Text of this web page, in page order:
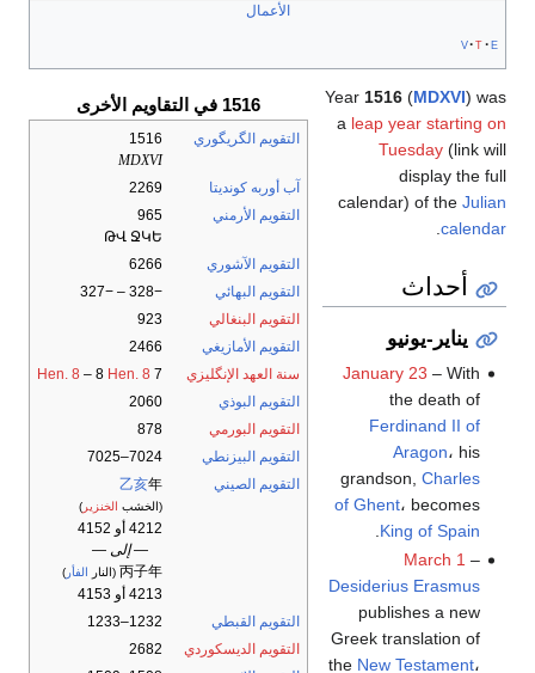
الأعمال
v t e
1516 في التقاويم الأخرى
التقويم الگريگوري
1516
MDXVI
آب أوربه كونديتا
2269
التقويم الأرمني
965
ԹՎ ՋԿԵ
التقويم الآشوري
6266
التقويم البهائي
−328 – −327
التقويم البنغالي
923
التقويم الأمازيغي
2466
سنة العهد الإنگليزي
7
Hen. 8 – 8 Hen. 8
التقويم البوذي
2060
التقويم البورمي
878
التقويم البيزنطي
7024–7025
التقويم الصيني
乙亥年
(الخشب الخنزير )
4212 أو 4152
— إلى —
丙子年 (النار الفأر )
4213 أو 4153
التقويم القبطي
1232–1233
التقويم الديسكوردي
2682
Year 1516 (MDXVI) was
a leap year starting on
Tuesday (link will
display the full
calendar) of the Julian
calendar
أحداث
يناير-يونيو
January 23 – With
the death of
Ferdinand II of
Aragon، his
grandson, Charles
of Ghent، becomes
King of Spain
March 1 –
Desiderius Erasmus
publishes a new
Greek translation of
the New Testament،